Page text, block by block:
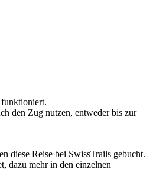
den Zug nutzen, entweder bis zur
diese Reise bei SwissTrails gebucht.
dazu mehr in den einzelnen